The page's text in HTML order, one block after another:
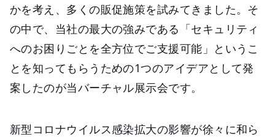
かを考え、多くの販促施策を試みてきました。そ
の中で、当社の最大の強みである「セキュリティ
へのお困りごとを全方位でご支援可能」というこ
とを知ってもらうための1つのアイデアとして発
案したのが当バーチャル展示会です。
新型コロナウイルス感染拡大の影響が徐々に和ら